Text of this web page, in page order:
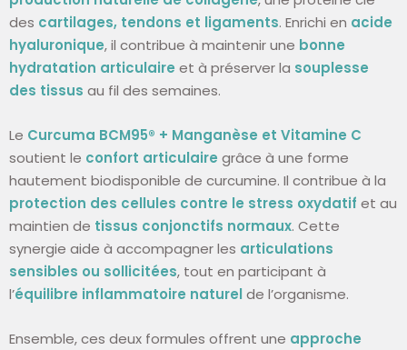
des cartilages, tendons et ligaments. Enrichi en acide
hyaluronique, il contribue à maintenir une bonne
hydratation articulaire et à préserver la souplesse
des tissus au fil des semaines.
Le Curcuma BCM95® + Manganèse et Vitamine C
soutient le confort articulaire grâce à une forme
hautement biodisponible de curcumine. Il contribue à la
protection des cellules contre le stress oxydatif et au
maintien de tissus conjonctifs normaux. Cette
synergie aide à accompagner les articulations
sensibles ou sollicitées, tout en participant à
l’équilibre inflammatoire naturel de l’organisme.
Ensemble, ces deux formules offrent une approche